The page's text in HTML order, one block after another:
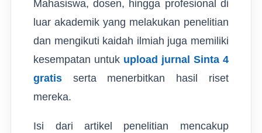
Mahasiswa, dosen, hingga profesional di
luar akademik yang melakukan penelitian
dan mengikuti kaidah ilmiah juga memiliki
kesempatan untuk upload jurnal Sinta 4
gratis serta menerbitkan hasil riset
mereka.
Isi dari artikel penelitian mencakup